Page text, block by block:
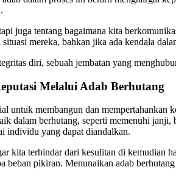
juga tentang bagaimana kita
mereka, bahkan jika ada kendala
diri, sebuah jembatan yang
Melalui Adab Berhutang
untuk membangun dan
dalam berhutang, seperti memenuhi
individu yang dapat diandalkan.
kita terhindar dari kesulitan di kemudian
pikiran. Menunaikan adab